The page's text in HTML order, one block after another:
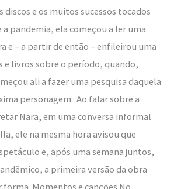
discos e os muitos sucessos tocados
a pandemia, ela começou a ler uma
e – a partir de então – enfileirou uma
e livros sobre o período, quando,
ali a fazer uma pesquisa daquela
personagem. Ao falar sobre a
Nara, em uma conversa informal
ele na mesma hora avisou que
e, após uma semana juntos,
a primeira versão da obra
forma. Momentos e canções No